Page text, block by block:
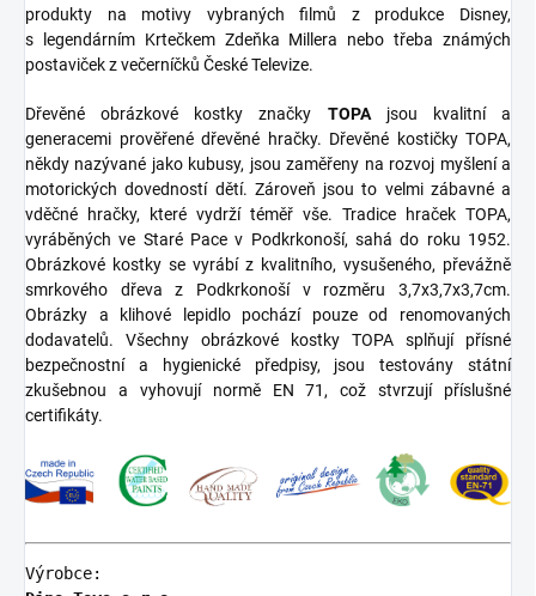
produkty na motivy vybraných filmů z produkce Disney,
s legendárním Krtečkem Zdeňka Millera nebo třeba známých
postaviček z večerníčků České Televize.
Dřevěné obrázkové kostky značky TOPAjsou kvalitní a
generacemi prověřené dřevěné hračky. Dřevěné kostičky TOPA,
někdy nazývané jako kubusy, jsou zaměřeny na rozvoj myšlení a
motorických dovedností dětí. Zároveň jsou to velmi zábavné a
vděčné hračky, které vydrží téměř vše. Tradice hraček TOPA,
vyráběných ve Staré Pace v Podkrkonoší, sahá do roku 1952.
Obrázkové kostky se vyrábí z kvalitního, vysušeného, převážně
smrkového dřeva z Podkrkonoší v rozměru 3,7x3,7x3,7cm.
Obrázky a klihové lepidlo pochází pouze od renomovaných
dodavatelů. Všechny obrázkové kostky TOPA splňují přísné
bezpečnostní a hygienické předpisy, jsou testovány státní
zkušebnou a vyhovují normě EN 71, což stvrzují příslušné
certifikáty.
Výrobce: